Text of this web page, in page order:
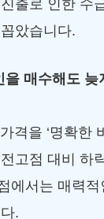
출로 인한 수
았습니다.
을 매수해도 늦
격을 ‘명확한
고점 대비 하
에서는 매력적
.